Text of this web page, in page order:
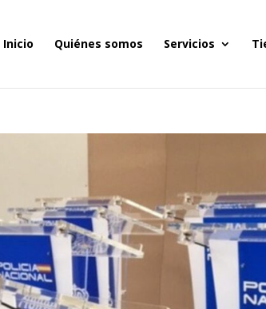
Inicio Quiénes somos Servicios